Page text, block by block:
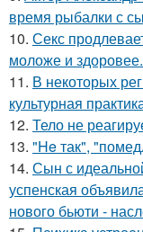
время рыбалки с
10. Секс
моложе и здоровее.
11. В некоторых
культурная
12. Тело не
13. "He так",
14. Сын с
успенская
нового бьюти -